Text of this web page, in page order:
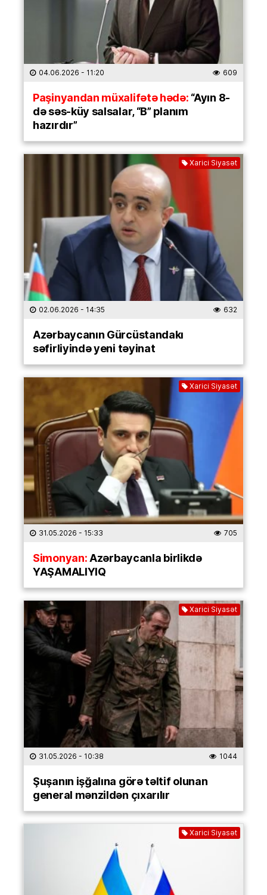
04.06.2026 - 11:20 609
Paşinyandan müxalifətə hədə:“Ayın 8-
də səs-küy salsalar, “B” planım
hazırdır”
Xarici Siyasət
02.06.2026 - 14:35 632
Azərbaycanın Gürcüstandakı
səfirliyində yeni təyinat
Xarici Siyasət
31.05.2026 - 15:33 705
Simonyan:Azərbaycanla birlikdə
YAŞAMALIYIQ
Xarici Siyasət
31.05.2026 - 10:38 1044
Şuşanın işğalına görə təltif olunan
general mənzildən çıxarılır
Xarici Siyasət